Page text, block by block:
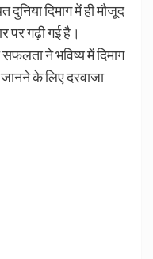
दिमाग में ही मौजूद
पर गढ़ी गई है।
ने भविष्य में दिमाग
के लिए दरवाजा